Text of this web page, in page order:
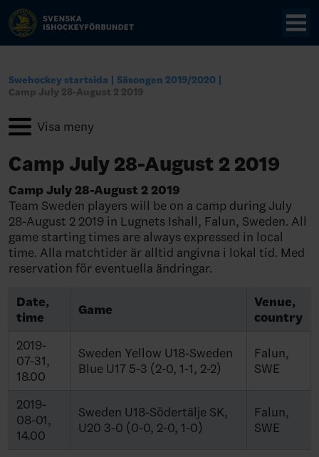
Swehockey startsida
Säsongen 2019/2020
Camp July 28-August 2 2019
Camp July 28-August 2 2019
Camp July 28-August 2 2019
Team Sweden players will be on a camp during July
28-August 2 2019 in Lugnets Ishall, Falun, Sweden. All
game starting times are always expressed in local
time. Alla matchtider är alltid angivna i lokal tid. Med
reservation för eventuella ändringar.
Date,
time
Game
Venue,
country
2019-
07-31,
18.00
Sweden Yellow U18-Sweden
Blue U17 5-3 (2-0, 1-1, 2-2)
Falun,
SWE
2019-
08-01,
14.00
Sweden U18-Södertälje SK,
U20 3-0 (0-0, 2-0, 1-0)
Falun,
SWE